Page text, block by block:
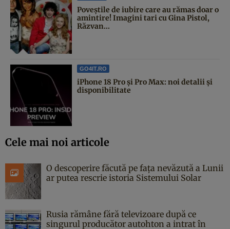
Poveştile de iubire care au rămas doar o
amintire! Imagini tari cu Gina Pistol,
Răzvan...
GO4IT.RO
iPhone 18 Pro și Pro Max: noi detalii și
disponibilitate
Cele mai noi articole
O descoperire făcută pe fața nevăzută a Lunii
ar putea rescrie istoria Sistemului Solar
Rusia rămâne fără televizoare după ce
singurul producător autohton a intrat în